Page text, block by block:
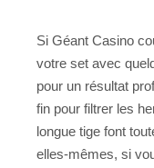
Si Géant Casino
votre set avec
pour un résultat
fin pour filtrer les
longue tige font
elles-mêmes, si